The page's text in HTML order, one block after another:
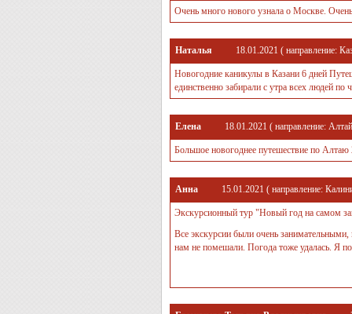
Очень много нового узнала о Москве.
Наталья 18.01.2021 ( направление:
Новогодние каникулы в Казани 6 дней
единственно забирали с утра всех людей
Елена 18.01.2021 ( направление: Алтай
Большое новогоднее путешествие по
Анна 15.01.2021 ( направление:
Экскурсионный тур "Новый год на самом
Все экскурсии были очень
нам не помешали. Погода тоже удалась. Я